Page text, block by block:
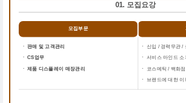
01. 모집요강
모집부문
ㆍ 판매 및 고객관리
ㆍ CS업무
ㆍ 제품 디스플레이 매장관리
ㆍ
신입 / 경력무관 /
ㆍ
서비스 마인드 소
ㆍ
코스메틱 / 백화
ㆍ
브랜드에 대한